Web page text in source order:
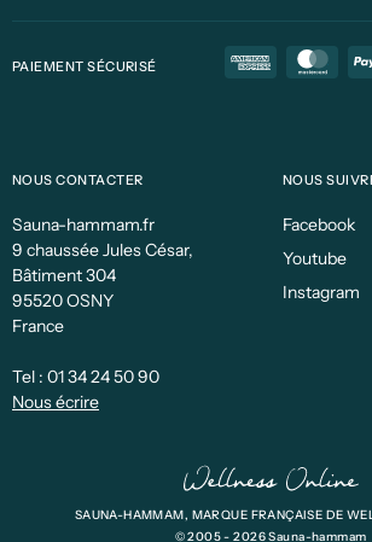
PAIEMENT SÉCURISÉ
NOUS CONTACTER
Sauna-hammam.fr
9 chaussée Jules César,
Bâtiment 304
95520 OSNY
France
Tel : 01 34 24 50 90
Nous écrire
NOUS
Facebook
Youtube
Instagram
SAUNA-HAMMAM, MARQUE FRANÇAISE DE
© 2005 - 2026 Sauna-hammam